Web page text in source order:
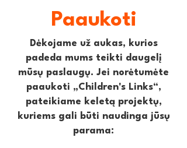
Paaukoti
Dėkojame už aukas, kurios
padeda mums teikti daugelį
mūsų paslaugų. Jei norėtumėte
paaukoti „Children's Links“,
pateikiame keletą projektų,
kuriems gali būti naudinga jūsų
parama: